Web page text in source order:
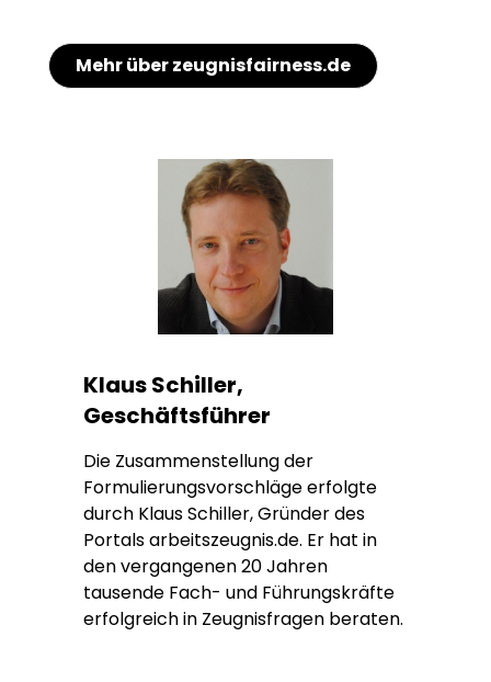
Mehr über zeugnisfairness.de
Klaus Schiller,
Geschäftsführer
Die Zusammenstellung der
Formulierungsvorschläge erfolgte
durch Klaus Schiller, Gründer des
Portals arbeitszeugnis.de. Er hat in
den vergangenen 20 Jahren
tausende Fach- und Führungskräfte
erfolgreich in Zeugnisfragen beraten.